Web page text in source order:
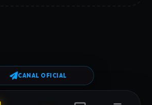
CANAL OFICIAL